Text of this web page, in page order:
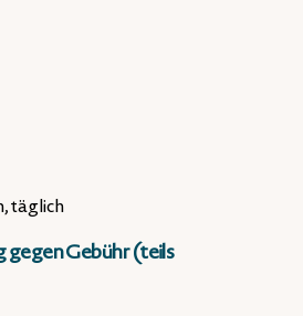
täglich
Gebühr (teils